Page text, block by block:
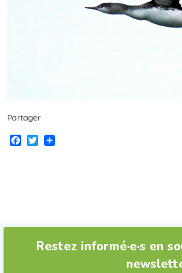
Partager
Facebook
Twitter
Restez informé·e·s en